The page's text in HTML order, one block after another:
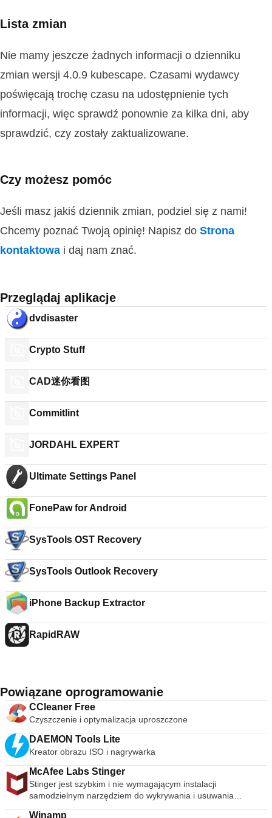
Lista zmian
Nie mamy jeszcze żadnych informacji o dzienniku
zmian wersji 4.0.9 kubescape. Czasami wydawcy
poświęcają trochę czasu na udostępnienie tych
informacji, więc sprawdź ponownie za kilka dni, aby
sprawdzić, czy zostały zaktualizowane.
Czy możesz pomóc
Jeśli masz jakiś dziennik zmian, podziel się z nami!
Chcemy poznać Twoją opinię! Napisz do Strona
kontaktowa i daj nam znać.
Przeglądaj aplikacje
dvdisaster
Crypto Stuff
CAD迷你看图
Commitlint
JORDAHL EXPERT
Ultimate Settings Panel
FonePaw for Android
SysTools OST Recovery
SysTools Outlook Recovery
iPhone Backup Extractor
RapidRAW
Powiązane oprogramowanie
CCleaner Free
Czyszczenie i optymalizacja uproszczone
DAEMON Tools Lite
Kreator obrazu ISO i nagrywarka
McAfee Labs Stinger
Stinger jest szybkim i nie wymagającym instalacji
samodzielnym narzędziem do wykrywania i usuwania
powszechnego złośliwego oprogramowania i zagrożeń,
Winamp